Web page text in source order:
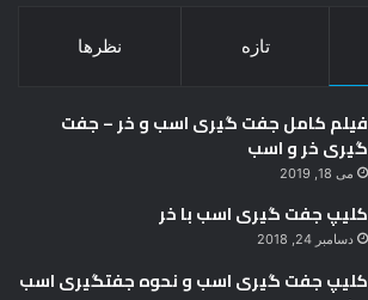
تازه نظرها
فیلم کامل جفت گیری اسب و خر – جفت
گیری خر و اسب
می 18, 2019
کلیپ جفت گیری اسب با خر
دسامبر 24, 2018
کلیپ جفت گیری اسب و نحوه جفتگیری اسب